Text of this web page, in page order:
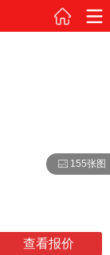
155张图
查看报价